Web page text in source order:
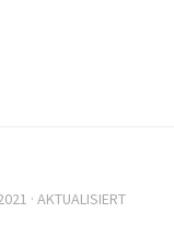
· AKTUALISIERT